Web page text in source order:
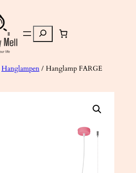
Zoeken
Hanglampen/ Hanglamp FARGE